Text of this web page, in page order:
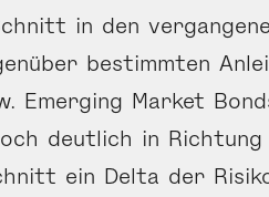
in den
bestimmten
Emerging Market
deutlich in Richtung
ein Delta der